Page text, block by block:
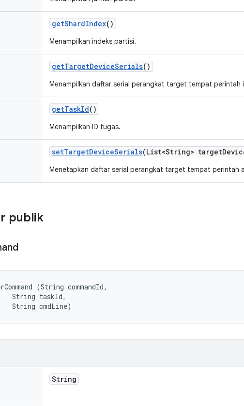
getShardIndex()
Menampilkan indeks partisi.
getTargetDeviceSerials()
Menampilkan daftar serial perangkat target tempat perintah
getTaskId()
Menampilkan ID tugas.
setTargetDeviceSerials(List<String> target
Menetapkan daftar serial perangkat target tempat perintah
publik
(String commandId,
String taskId,
String cmdLine)
String